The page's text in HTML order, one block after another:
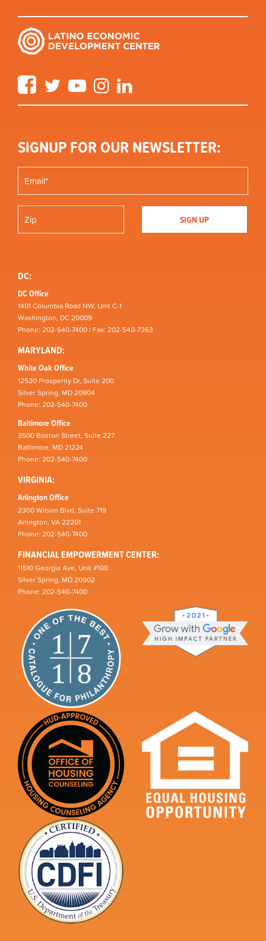
FacebookTwitter YouTube Instagram
SIGNUP FOR OUR NEWSLETTER:
DC:
DC Office
1401 Columbia Road NW, Unit C-1
Washington, DC 20009
Phone: 202-540-7400 | Fax: 202-540-7363
MARYLAND:
White Oak Office
12520 Prosperity Dr, Suite 200
Silver Spring, MD 20904
Phone: 202-540-7400
Baltimore Office
3500 Boston Street, Suite 227
Baltimore, MD 21224
Phone: 202-540-7400
VIRGINIA:
Arlington Office
2300 Wilson Blvd, Suite 719
Arlington, VA 22201
Phone: 202-540-7400
FINANCIAL EMPOWERMENT CENTER:
11510 Georgia Ave, Unit #100
Silver Spring, MD 20902
Phone: 202-540-7400